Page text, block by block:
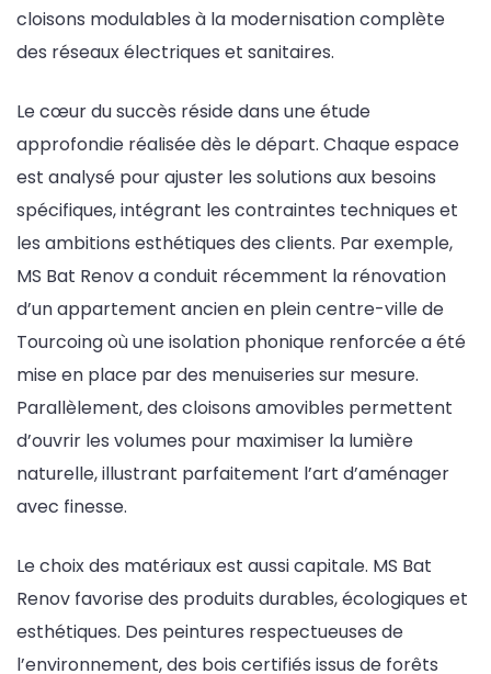
cloisons modulables à la modernisation complète
des réseaux électriques et sanitaires.
Le cœur du succès réside dans une étude
approfondie réalisée dès le départ. Chaque espace
est analysé pour ajuster les solutions aux besoins
spécifiques, intégrant les contraintes techniques et
les ambitions esthétiques des clients. Par exemple,
MS Bat Renov a conduit récemment la rénovation
d’un appartement ancien en plein centre-ville de
Tourcoing où une isolation phonique renforcée a été
mise en place par des menuiseries sur mesure.
Parallèlement, des cloisons amovibles permettent
d’ouvrir les volumes pour maximiser la lumière
naturelle, illustrant parfaitement l’art d’aménager
avec finesse.
Le choix des matériaux est aussi capitale. MS Bat
Renov favorise des produits durables, écologiques et
esthétiques. Des peintures respectueuses de
l’environnement, des bois certifiés issus de forêts